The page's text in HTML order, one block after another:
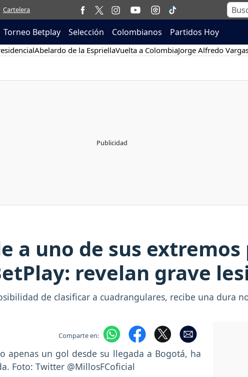
Cartelera
Torneo Betplay Selección Colombianos Partidos Hoy
Abelardo de la EspriellaVuelta a ColombiaJorge Alfredo
a uno de sus extremos
revelan grave
de clasificar a cuadrangulares, recibe una dura
Comparte en: